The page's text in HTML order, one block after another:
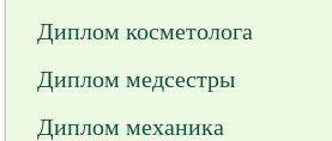
Диплом косметолога
Диплом медсестры
Диплом механика